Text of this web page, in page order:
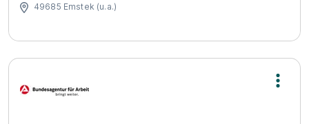
49685 Emstek (u.a.)